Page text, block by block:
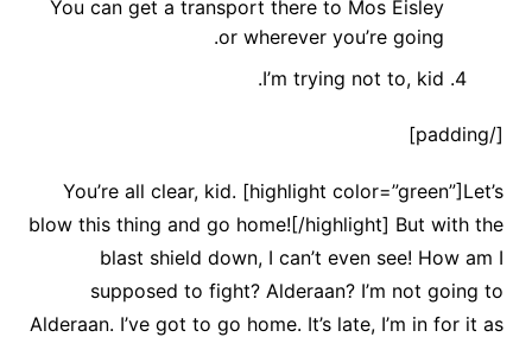
You can get a transport there to Mos Eisley
or wherever you’re going.
I’m trying not to, kid.
[/padding]
You’re all clear, kid. [highlight color=”green”]Let’s
blow this thing and go home![/highlight] But with the
blast shield down, I can’t even see! How am I
supposed to fight? Alderaan? I’m not going to
Alderaan. I’ve got to go home. It’s late, I’m in for it as